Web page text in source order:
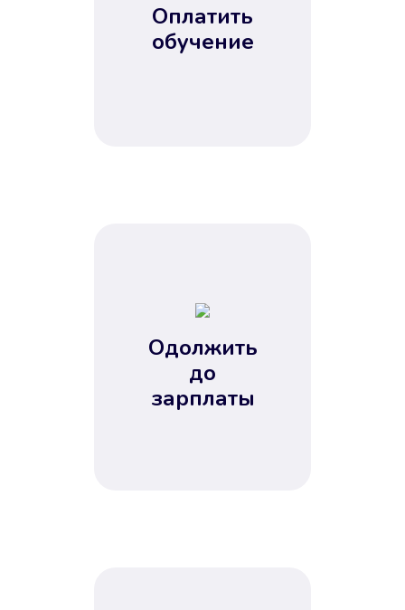
Оплатить
обучение
Одолжить
до
зарплаты